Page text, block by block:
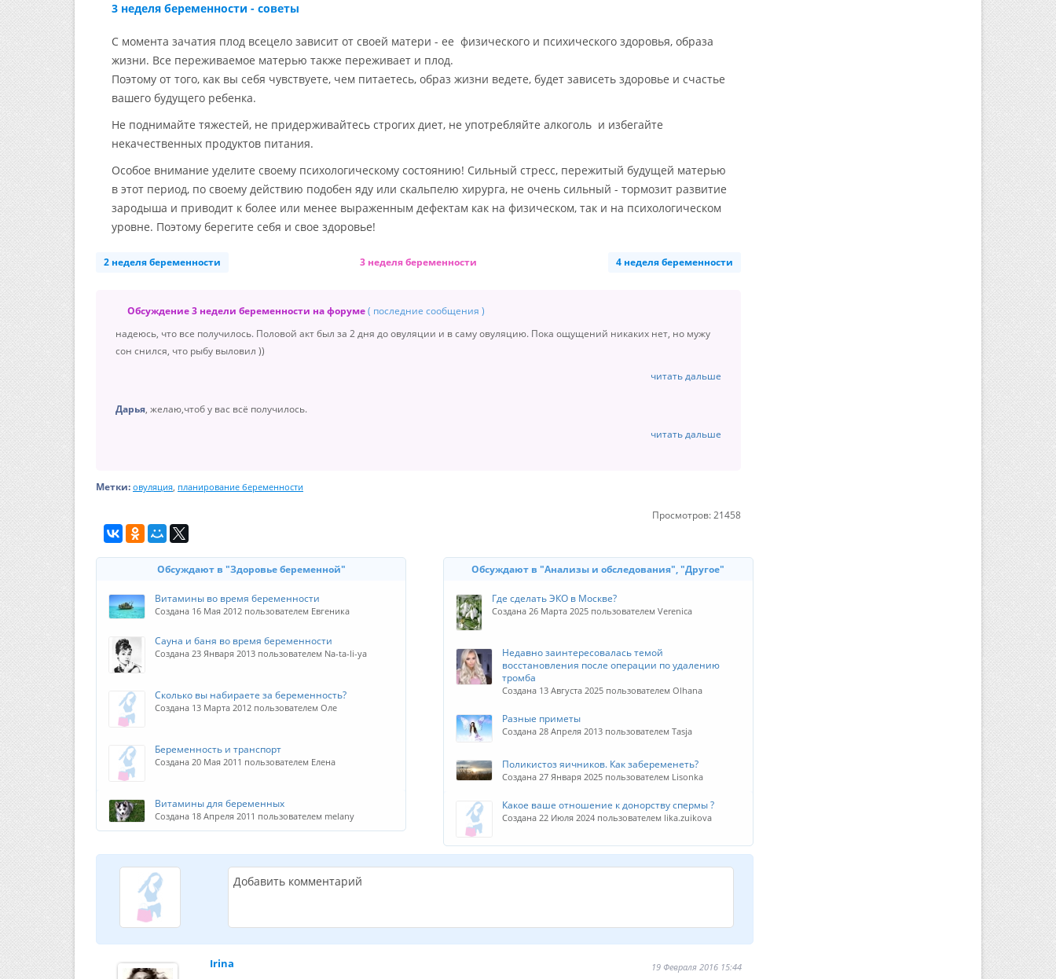
3 неделя беременности - советы
С момента зачатия плод всецело зависит от своей матери - ее физического и психического здоровья, образа
жизни. Все переживаемое матерью также переживает и плод.
Поэтому от того, как вы себя чувствуете, чем питаетесь, образ жизни ведете, будет зависеть здоровье и счастье
вашего будущего ребенка.
Не поднимайте тяжестей, не придерживайтесь строгих диет, не употребляйте алкоголь и избегайте
некачественных продуктов питания.
Особое внимание уделите своему психологическому состоянию! Сильный стресс, пережитый будущей матерью
в этот период, по своему действию подобен яду или скальпелю хирурга, не очень сильный - тормозит развитие
зародыша и приводит к более или менее выраженным дефектам как на физическом, так и на психологическом
уровне. Поэтому берегите себя и свое здоровье!
4 неделя беременности
2 неделя беременности 3 неделя беременности
Обсуждение 3 недели беременности на форуме( последние сообщения )
надеюсь, что все получилось. Половой акт был за 2 дня до овуляции и в саму овуляцию. Пока ощущений никаких нет, но мужу
сон снился, что рыбу выловил ))
читать дальше
Дарья, желаю,чтоб у вас всё получилось.
читать дальше
Метки: овуляция, планирование беременности
Просмотров: 21458
Обсуждают в "Анализы и обследования", "Другое"
Где сделать ЭКО в Москве?
Создана 26 Марта 2025 пользователем Verenica
Недавно заинтересовалась темой
восстановления после операции по удалению
тромба
Создана 13 Августа 2025 пользователем Olhana
Разные приметы
Создана 28 Апреля 2013 пользователем Tasja
Поликистоз яичников. Как забеременеть?
Создана 27 Января 2025 пользователем Lisonka
Какое ваше отношение к донорству спермы ?
Создана 22 Июля 2024 пользователем lika.zuikova
Обсуждают в "Здоровье беременной"
Витамины во время беременности
Создана 16 Мая 2012 пользователем Евгеника
Сауна и баня во время беременности
Создана 23 Января 2013 пользователем Na-ta-li-ya
Сколько вы набираете за беременность?
Создана 13 Марта 2012 пользователем Оле
Беременность и транспорт
Создана 20 Мая 2011 пользователем Елена
Витамины для беременных
Создана 18 Апреля 2011 пользователем melany
Добавить комментарий
19 Февраля 2016 15:44
Irina